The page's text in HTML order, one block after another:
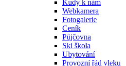
Kudy k nám
Webkamera
Fotogalerie
Ceník
Půjčovna
Ski škola
Ubytování
Provozní řád vleku